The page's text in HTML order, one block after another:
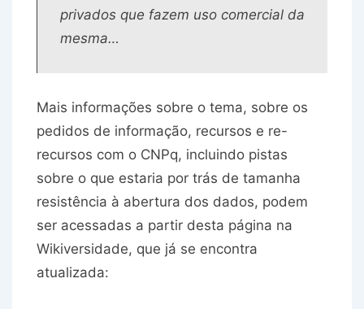
privados que fazem uso comercial da
mesma…
Mais informações sobre o tema, sobre os
pedidos de informação, recursos e re-
recursos com o CNPq, incluindo pistas
sobre o que estaria por trás de tamanha
resistência à abertura dos dados, podem
ser acessadas a partir desta página na
Wikiversidade, que já se encontra
atualizada: